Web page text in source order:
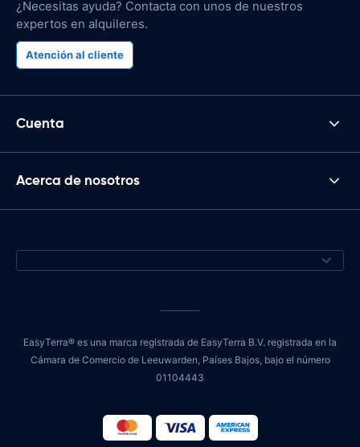
¿Necesitas ayuda? Contacta con unos de nuestros
expertos en alquileres.
Atención al cliente
Cuenta
Acerca de nosotros
EasyTerra® es una marca registrada de EasyTerra B.V. registrada en la
Cámara de Comercio de Leeuwarden, Países Bajos, bajo el número
01104443